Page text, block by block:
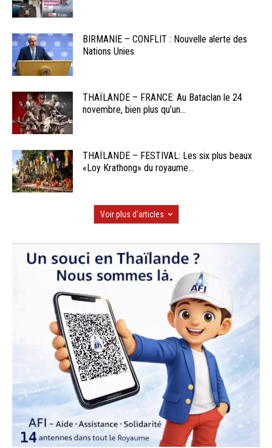
BIRMANIE – CONFLIT : Nouvelle alerte des
Nations Unies
THAÏLANDE – FRANCE: Au Bataclan le 24
novembre, bien plus qu’un...
THAÏLANDE – FESTIVAL: Les six plus beaux
«Loy Krathong» du royaume...
Voir plus d'articles